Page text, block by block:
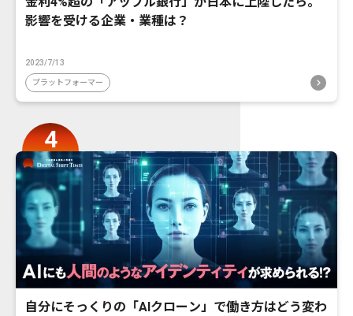
影響を受ける企業・業種は？
2023/7/13
プラットフォーマー
自分にそっくりの「AIクローン」で働き方はどう変わ